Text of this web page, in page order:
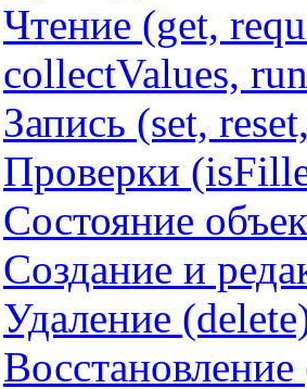
Чтение (get,
collectValues,
Запись (set,
Проверки
Состояние
Создание и
Удаление